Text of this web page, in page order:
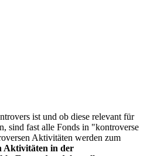
ist und ob diese relevant für
sind fast alle Fonds in "kontroverse
Aktivitäten werden zum
Aktivitäten in der